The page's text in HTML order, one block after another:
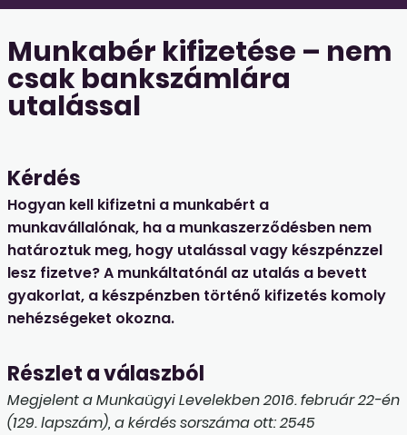
Munkabér kifizetése – nem
csak bankszámlára
utalással
Kérdés
Hogyan kell kifizetni a munkabért a
munkavállalónak, ha a munkaszerződésben nem
határoztuk meg, hogy utalással vagy készpénzzel
lesz fizetve? A munkáltatónál az utalás a bevett
gyakorlat, a készpénzben történő kifizetés komoly
nehézségeket okozna.
Részlet a válaszból
Megjelent a Munkaügyi Levelekben 2016. február 22-én
(129. lapszám), a kérdés sorszáma ott: 2545